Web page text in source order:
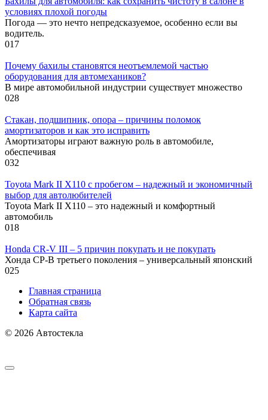
условиях плохой погоды
Погода — это нечто непредсказуемое, особенно если вы
водитель.
017
Почему бахилы становятся неотъемлемой частью
оборудования для автомехаников?
В мире автомобильной индустрии существует множество
028
Стакан, подшипник, опора – причины поломок
амортизаторов и как это исправить
Амортизаторы играют важную роль в автомобиле,
обеспечивая
032
Toyota Mark II X110 с пробегом – надежный и экономичный
выбор для автолюбителей
Toyota Mark II X110 – это надежный и комфортный
автомобиль
018
Honda CR-V III – 5 причин покупать и не покупать
Хонда СР-В третьего поколения – универсальный японский
025
Главная страница
Обратная связь
Карта сайта
© 2026 Автостекла